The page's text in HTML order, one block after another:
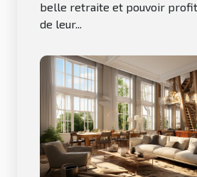
belle retraite et pouvoir
de leur...